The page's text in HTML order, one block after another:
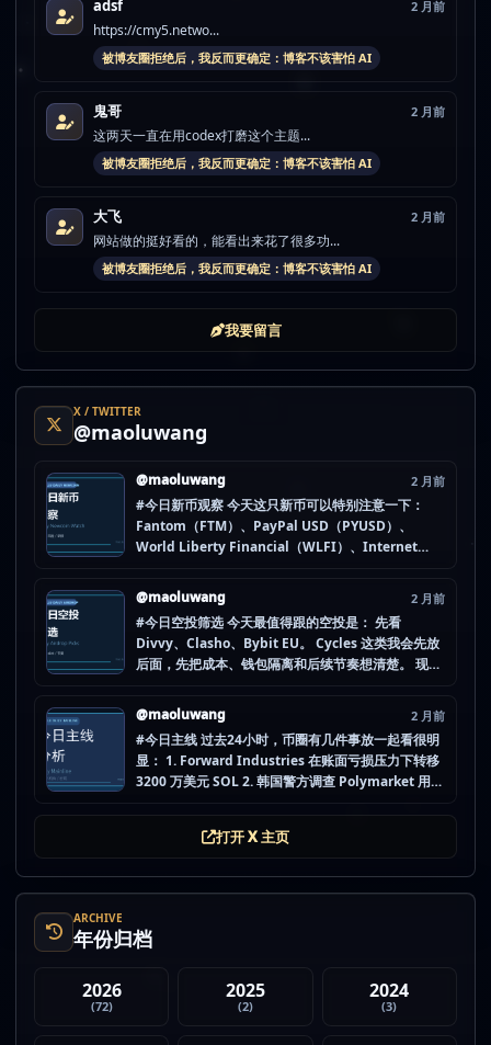
adsf 2 月前
https://cmy5.netwo...
被博友圈拒绝后，我反而更确定：博客不该害怕 AI
鬼哥 2 月前
这两天一直在用codex打磨这个主题...
被博友圈拒绝后，我反而更确定：博客不该害怕 AI
大飞 2 月前
网站做的挺好看的，能看出来花了很多功...
被博友圈拒绝后，我反而更确定：博客不该害怕 AI
我要留言
X / TWITTER
@maoluwang
@maoluwang 2 月前
#今日新币观察 今天这只新币可以特别注意一下：
Fantom（FTM）、PayPal USD（PYUSD）、
World Liberty Financial（WLFI）、Internet
而是更像“热度是不是在回流”的样本。 这种时候最怕
把...
@maoluwang 2 月前
#今日空投筛选 今天最值得跟的空投是： 先看
Divvy、Clasho、Bybit EU。 Cycles 这类我会先放
后面，先把成本、钱包隔离和后续节奏想清楚。 现在
都没做扎实。 mao.lu/today-airdrop-selecti… #空
投项目 #...
@maoluwang 2 月前
#今日主线 过去24小时，币圈有几件事放一起看很明
显： 1. Forward Industries 在账面亏损压力下转移
3200 万美元 SOL 2. 韩国警方调查 Polymarket 用户
打开 X 主页
ARCHIVE
年份归档
2026
(72)
2025
(2)
2024
(3)